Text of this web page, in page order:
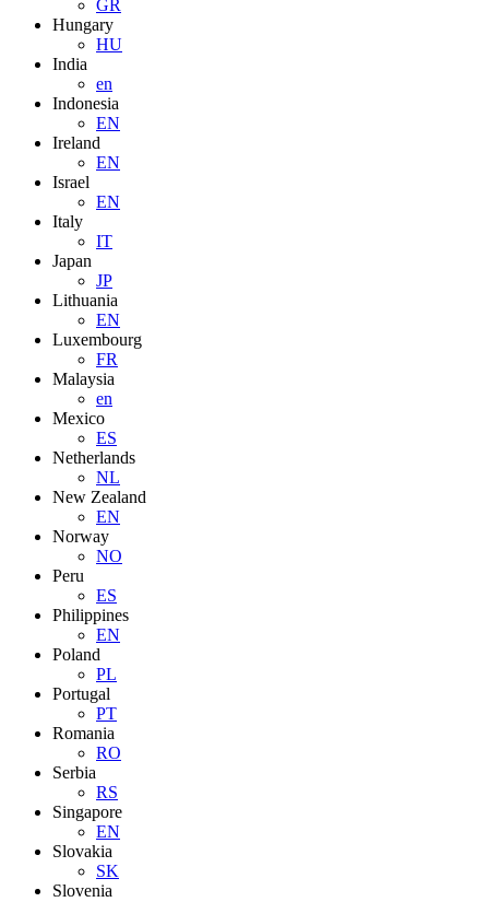
GR
Hungary
HU
India
en
Indonesia
EN
Ireland
EN
Israel
EN
Italy
IT
Japan
JP
Lithuania
EN
Luxembourg
FR
Malaysia
en
Mexico
ES
Netherlands
NL
New Zealand
EN
Norway
NO
Peru
ES
Philippines
EN
Poland
PL
Portugal
PT
Romania
RO
Serbia
RS
Singapore
EN
Slovakia
SK
Slovenia